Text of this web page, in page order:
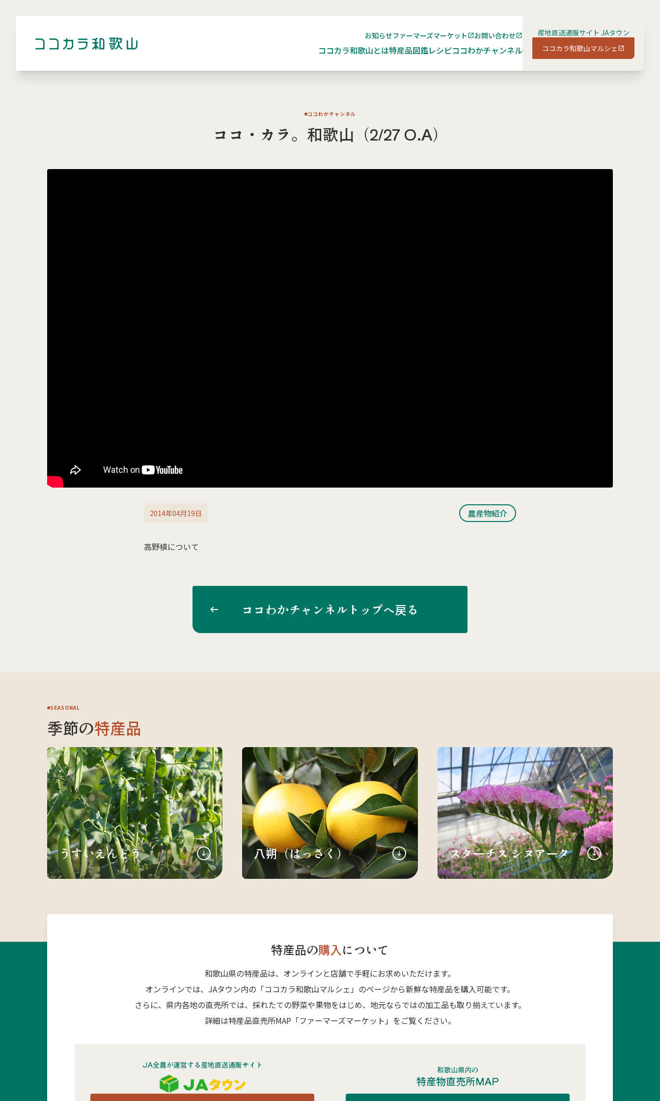
お知らせファーマーズマーケット お問い合わせ
ココカラ和歌山とは特産品図鑑レシピココわかチャンネル
産地直送通販サイト JAタウン
ココカラ和歌山マルシェ
ココわかチャンネル
ココ・カラ。和歌山（2/27 O.A）
2014年04月19日 農産物紹介
高野槙について
ココわかチャンネルトップへ戻る
SEASONAL
季節の特産品
うすいえんどう 八朔（はっさく） スターチス シヌアータ
特産品の購入について
和歌山県の特産品は、オンラインと店舗で手軽にお求めいただけます。
オンラインでは、JAタウン内の「ココカラ和歌山マルシェ」のページから新鮮な特産品を購入可能です。
さらに、県内各地の直売所では、採れたての野菜や果物をはじめ、地元ならではの加工品も取り揃えています。
詳細は特産品直売所MAP「ファーマーズマーケット」をご覧ください。
JA全農が運営する産地直送通販サイト
和歌山県内の
特産物直売所MAP